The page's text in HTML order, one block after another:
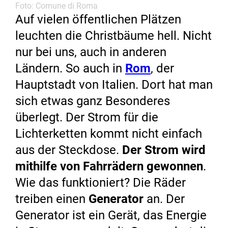
Foto: Comune di Roma
Auf vielen öffentlichen Plätzen
leuchten die Christbäume hell. Nicht
nur bei uns, auch in anderen
Ländern. So auch in Rom, der
Hauptstadt von Italien. Dort hat man
sich etwas ganz Besonderes
überlegt. Der Strom für die
Lichterketten kommt nicht einfach
aus der Steckdose. Der Strom wird
mithilfe von Fahrrädern gewonnen.
Wie das funktioniert? Die Räder
treiben einen Generator an. Der
Generator ist ein Gerät, das Energie